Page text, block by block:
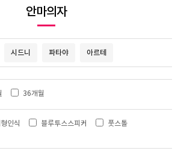
안마의자
시드니 파타야 아르테
36개월
인식 블루투스스피커
풋스톨